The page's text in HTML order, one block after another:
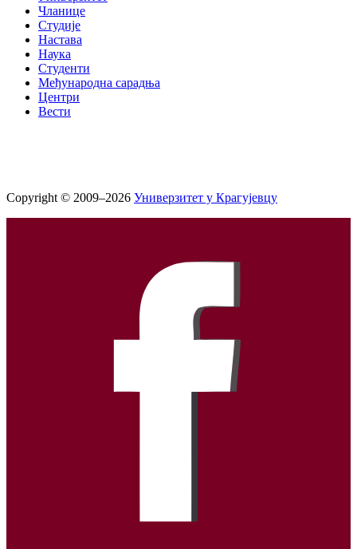
Чланице
Студије
Настава
Наука
Студенти
Међународна сарадња
Центри
Вести
Copyright © 2009–2026 Универзитет у Крагујевцу